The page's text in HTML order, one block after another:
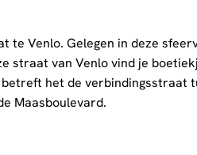
te Venlo. Gelegen in deze
straat van Venlo vind je
het de verbindingsstraat
Maasboulevard.